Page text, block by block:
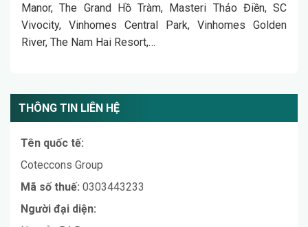
Manor, The Grand Hồ Tràm, Masteri Thảo Điền, SC
Vivocity, Vinhomes Central Park, Vinhomes Golden
River, The Nam Hai Resort,…
THÔNG TIN LIÊN HỆ
Tên quốc tế:
Coteccons Group
Mã số thuế: 0303443233
Người đại diện: